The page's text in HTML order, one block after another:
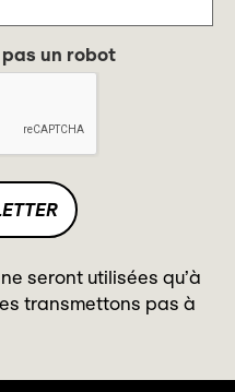
un robot
seront utilisées qu’à
transmettons pas à